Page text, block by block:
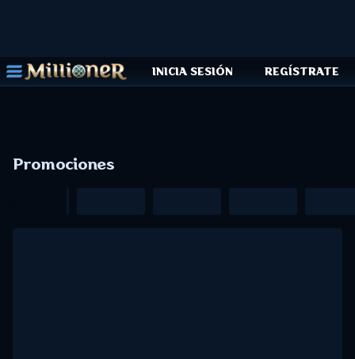
INICIA SESIÓN REGÍSTRATE
Promociones